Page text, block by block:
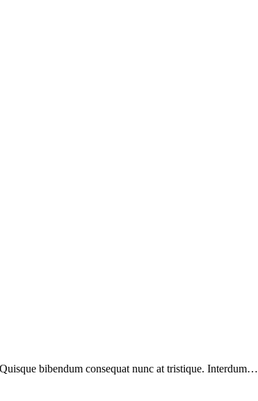
bibendum consequat nunc at tristique. Interdum…